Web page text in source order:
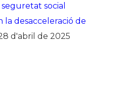
seguretat social
la desacceleració de
d'abril de 2025